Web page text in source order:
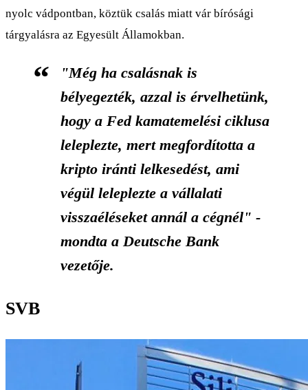
nyolc vádpontban, köztük csalás miatt vár bírósági
tárgyalásra az Egyesült Államokban.
"Még ha csalásnak is
bélyegezték, azzal is érvelhetünk,
hogy a Fed kamatemelési ciklusa
leleplezte, mert megfordította a
kripto iránti lelkesedést, ami
végül leleplezte a vállalati
visszaéléseket annál a cégnél" -
mondta a Deutsche Bank
vezetője.
SVB